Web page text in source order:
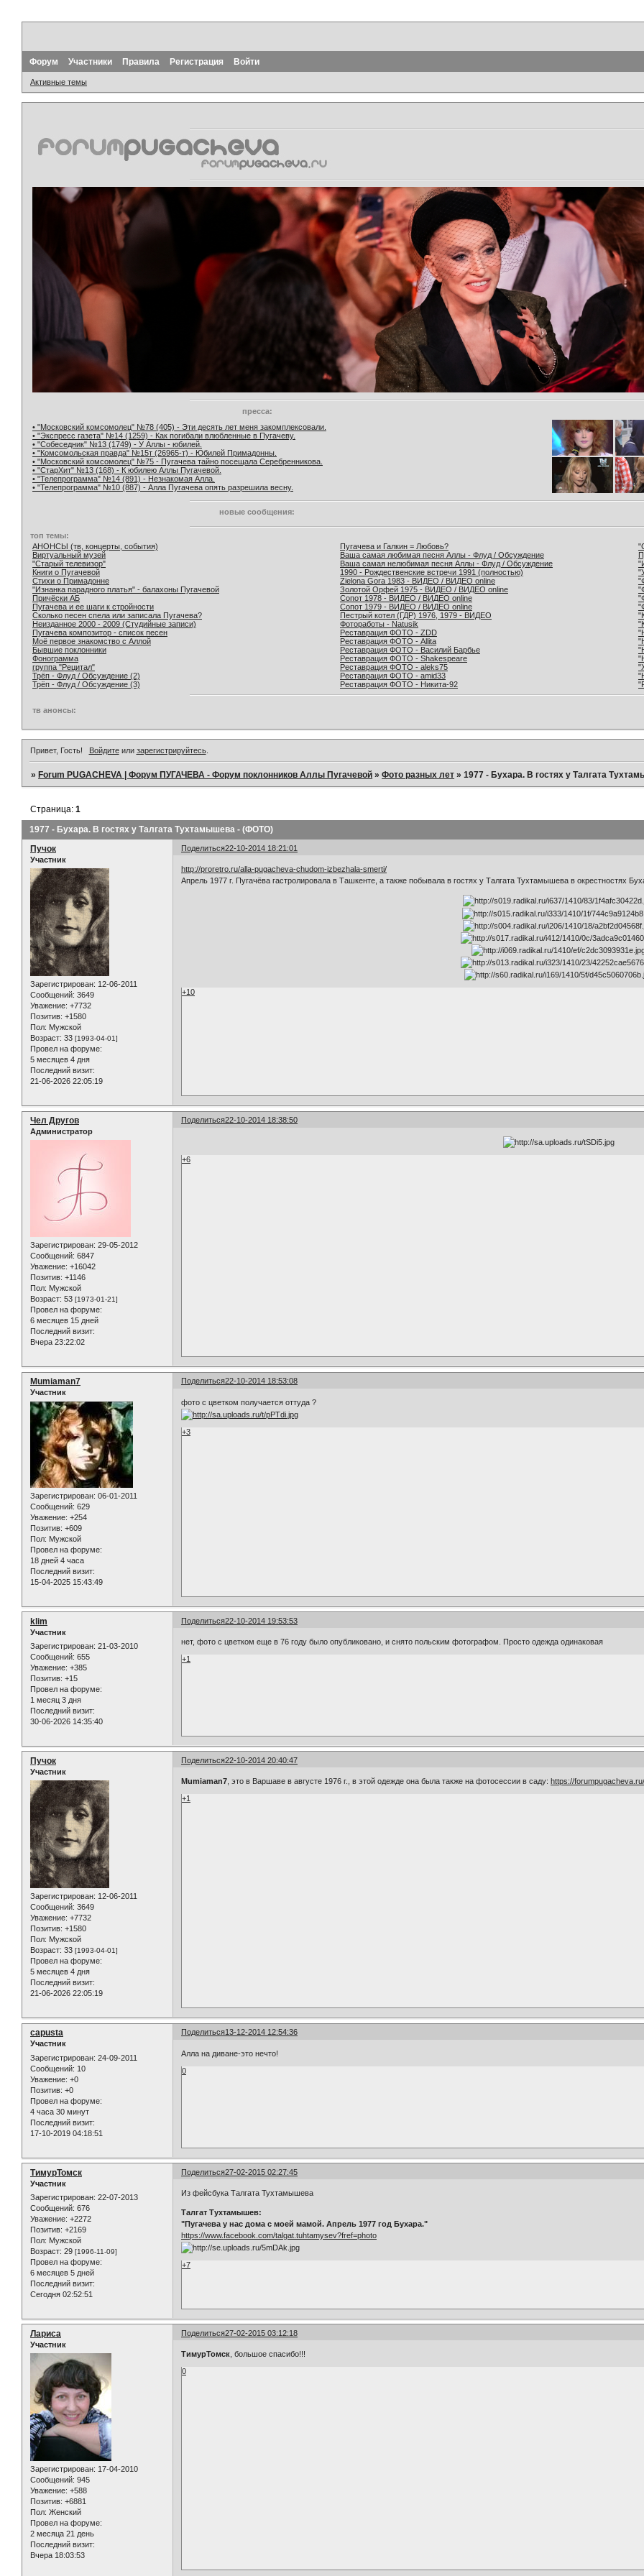
Форум Участники Правила Регистрация Войти
Активные темы
пресса:
• "Московский комсомолец" №78 (405) - Эти десять лет меня закомплексовали.
• "Экспресс газета" №14 (1259) - Как погибали влюбленные в Пугачеву.
• "Собеседник" №13 (1749) - У Аллы - юбилей.
• "Комсомольская правда" №15т (26965-т) - Юбилей Примадонны.
• "Московский комсомолец" №75 - Пугачева тайно посещала Серебренникова.
• "СтарХит" №13 (168) - К юбилею Аллы Пугачевой.
• "Телепрограмма" №14 (891) - Незнакомая Алла.
• "Телепрограмма" №10 (887) - Алла Пугачева опять разрешила весну.
новые сообщения:
топ темы:
АНОНСЫ (тв, концерты, события)
Виртуальный музей
"Старый телевизор"
Книги о Пугачевой
Стихи о Примадонне
"Изнанка парадного платья" - балахоны Пугачевой
Причёски АБ
Пугачева и ее шаги к стройности
Сколько песен спела или записала Пугачева?
Неизданное 2000 - 2009 (Студийные записи)
Пугачева композитор - список песен
Моё первое знакомство с Аллой
Бывшие поклонники
Фонограмма
группа "Рецитал"
Трёп - Флуд / Обсуждение (2)
Трёп - Флуд / Обсуждение (3)
Пугачева и Галкин = Любовь?
Ваша самая любимая песня Аллы - Флуд / Обсуждение
Ваша самая нелюбимая песня Аллы - Флуд / Обсуждение
1990 - Рождественские встречи 1991 (полностью)
Zielona Gora 1983 - ВИДЕО / ВИДЕО online
Золотой Орфей 1975 - ВИДЕО / ВИДЕО online
Сопот 1978 - ВИДЕО / ВИДЕО online
Сопот 1979 - ВИДЕО / ВИДЕО online
Пестрый котел (ГДР) 1976, 1979 - ВИДЕО
Фотоработы - Natusik
Реставрация ФОТО - ZDD
Реставрация ФОТО - Allita
Реставрация ФОТО - Василий Барбье
Реставрация ФОТО - Shakespeare
Реставрация ФОТО - aleks75
Реставрация ФОТО - amid33
Реставрация ФОТО - Никита-92
тв анонсы:
Привет, Гость! Войдитеили зарегистрируйтесь.
»Forum PUGACHEVA | Форум ПУГАЧЕВА - Форум поклонников Аллы Пугачевой »Фото разных лет »1977 - Бухара. В гостях у Талгата
1977 - Бухара. В гостях у Талгата Тухтамышева - (ФОТО)
Страница:1
Поделиться22-10-2014 18:21:01
Пучок
Участник
Зарегистрирован: 12-06-2011
Сообщений: 3649
Уважение: +7732
Позитив: +1580
Пол: Мужской
Возраст: 33 [1993-04-01]
Провел на форуме:
5 месяцев 4 дня
Последний визит:
21-06-2026 22:05:19
http://proretro.ru/alla-pugacheva-chudom-izbezhala-smerti/
Апрель 1977 г. Пугачёва гастролировала в Ташкенте, а также побывала в гостях у Талгата Тухтамышева в окрестностях
+10
Поделиться22-10-2014 18:38:50
Чел Другов
Администратор
Зарегистрирован: 29-05-2012
Сообщений: 6847
Уважение: +16042
Позитив: +1146
Пол: Мужской
Возраст: 53 [1973-01-21]
Провел на форуме:
6 месяцев 15 дней
Последний визит:
Вчера 23:22:02
+6
Поделиться22-10-2014 18:53:08
Mumiaman7
Участник
Зарегистрирован: 06-01-2011
Сообщений: 629
Уважение: +254
Позитив: +609
Пол: Мужской
Провел на форуме:
18 дней 4 часа
Последний визит:
15-04-2025 15:43:49
фото с цветком получается оттуда ?
+3
Поделиться22-10-2014 19:53:53
klim
Участник
Зарегистрирован: 21-03-2010
Сообщений: 655
Уважение: +385
Позитив: +15
Провел на форуме:
1 месяц 3 дня
Последний визит:
30-06-2026 14:35:40
нет, фото с цветком еще в 76 году было опубликовано, и снято польским фотографом. Просто одежда одинаковая
+1
Поделиться22-10-2014 20:40:47
Пучок
Участник
Зарегистрирован: 12-06-2011
Сообщений: 3649
Уважение: +7732
Позитив: +1580
Пол: Мужской
Возраст: 33 [1993-04-01]
Провел на форуме:
5 месяцев 4 дня
Последний визит:
21-06-2026 22:05:19
Mumiaman7, это в Варшаве в августе 1976 г., в этой одежде она была также на фотосессии в саду: https://
+1
Поделиться13-12-2014 12:54:36
capusta
Участник
Зарегистрирован: 24-09-2011
Сообщений: 10
Уважение: +0
Позитив: +0
Провел на форуме:
4 часа 30 минут
Последний визит:
17-10-2019 04:18:51
Алла на диване-это нечто!
0
Поделиться27-02-2015 02:27:45
ТимурТомск
Участник
Зарегистрирован: 22-07-2013
Сообщений: 676
Уважение: +2272
Позитив: +2169
Пол: Мужской
Возраст: 29 [1996-11-09]
Провел на форуме:
6 месяцев 5 дней
Последний визит:
Сегодня 02:52:51
Из фейсбука Талгата Тухтамышева
Талгат Тухтамышев:
"Пугачева у нас дома с моей мамой. Апрель 1977 год Бухара."
https://www.facebook.com/talgat.tuhtamysev?fref=photo
+7
Поделиться27-02-2015 03:12:18
Лариса
Участник
Зарегистрирован: 17-04-2010
Сообщений: 945
Уважение: +588
Позитив: +6881
Пол: Женский
Провел на форуме:
2 месяца 21 день
Последний визит:
Вчера 18:03:53
ТимурТомск , большое спасибо!!!
0